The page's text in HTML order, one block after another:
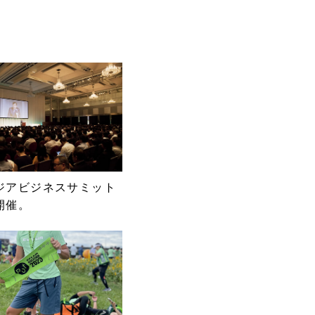
アビジネスサミット
。